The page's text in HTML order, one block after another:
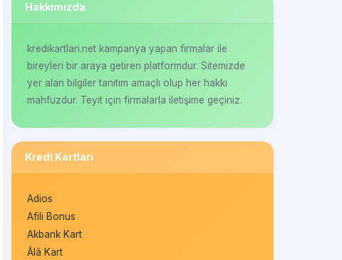
Hakkımızda
kredikartlari.net kampanya yapan firmalar ile
bireyleri bir araya getiren platformdur. Sitemizde
yer alan bilgiler tanıtım amaçlı olup her hakkı
mahfuzdur. Teyit için firmalarla iletişime geçiniz.
Kredi Kartları
Adios
Afili Bonus
Akbank Kart
Âlâ Kart